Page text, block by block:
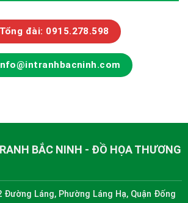
Tổng đài: 0915.278.598
BẮC NINH - ĐỒ HỌA THƯƠNG
Đường Láng, Phường Láng Hạ, Quận Đống